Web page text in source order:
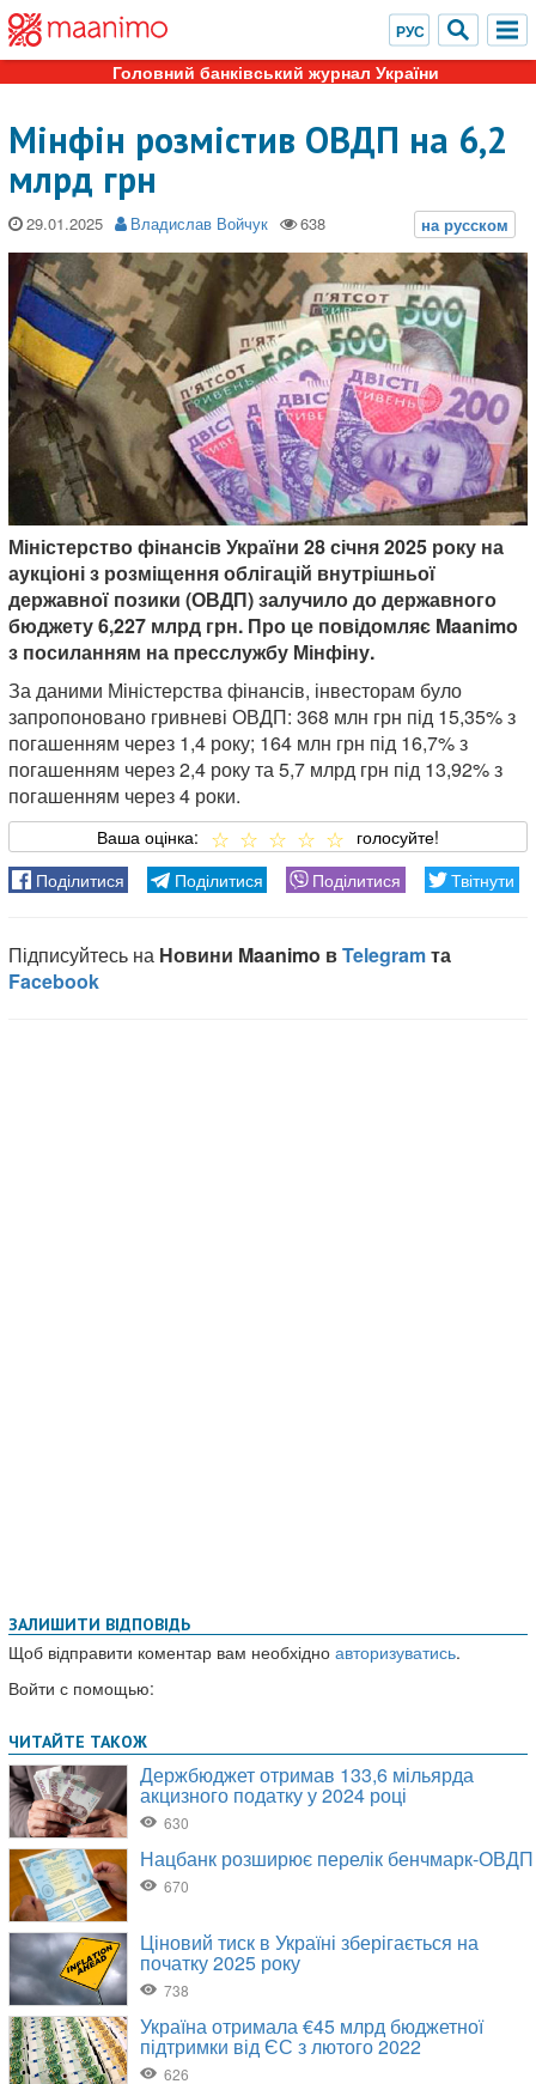
Головний банківський журнал України
Мінфін розмістив ОВДП на 6,2
млрд грн
29.01.2025 Владислав Войчук
Міністерство фінансів України 28 січня 2025 року на
аукціоні з розміщення облігацій внутрішньої
державної позики (ОВДП) залучило до державного
бюджету 6,227 млрд грн. Про це повідомляє Maanimo
з посиланням на пресслужбу Мінфіну.
За даними Міністерства фінансів, інвесторам було
запропоновано гривневі ОВДП: 368 млн грн під 15,35% з
погашенням через 1,4 року; 164 млн грн під 16,7% з
погашенням через 2,4 року та 5,7 млрд грн під 13,92% з
погашенням через 4 роки.
ЗАЛИШИТИ ВІДПОВІДЬ
Щоб відправити коментар вам необхідно авторизуватись.
Войти с помощью: